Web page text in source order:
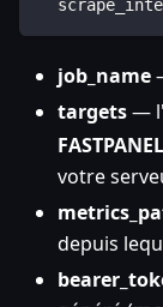
job_name
targets—
FASTPANEL
votre
depuis